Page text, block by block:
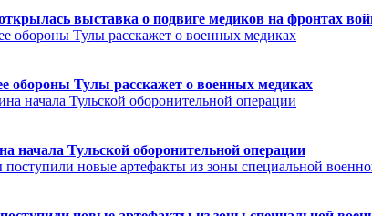
выставка о подвиге медиков на фронтах
обороны Тулы расскажет о военных медиках
начала Тульской оборонительной операции